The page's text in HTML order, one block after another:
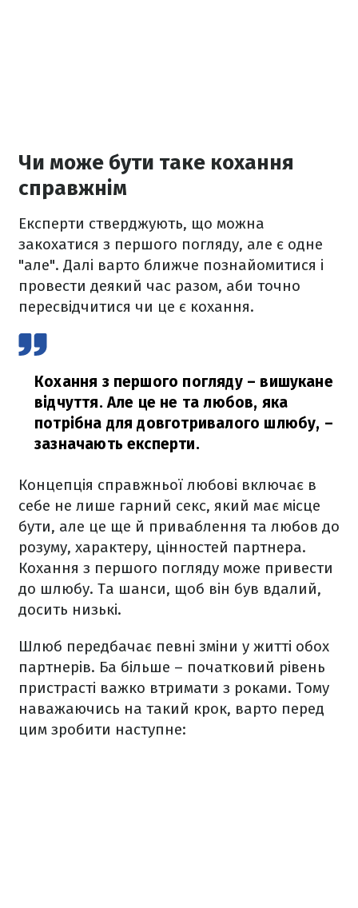
Чи може бути таке кохання
справжнім
Експерти стверджують, що можна
закохатися з першого погляду, але є одне
"але". Далі варто ближче познайомитися і
провести деякий час разом, аби точно
пересвідчитися чи це є кохання.
Кохання з першого погляду – вишукане
відчуття. Але це не та любов, яка
потрібна для довготривалого шлюбу, –
зазначають експерти.
Концепція справжньої любові включає в
себе не лише гарний секс, який має місце
бути, але це ще й приваблення та любов до
розуму, характеру, цінностей партнера.
Кохання з першого погляду може привести
до шлюбу. Та шанси, щоб він був вдалий,
досить низькі.
Шлюб передбачає певні зміни у житті обох
партнерів. Ба більше – початковий рівень
пристрасті важко втримати з роками. Тому
наважаючись на такий крок, варто перед
цим зробити наступне: